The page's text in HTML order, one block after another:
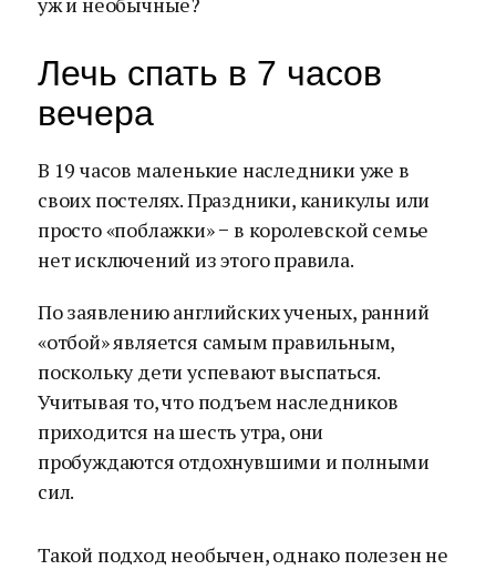
Лечь спать в 7 часов
вечера
В 19 часов маленькие наследники уже в
своих постелях. Праздники, каникулы или
просто «поблажки» − в королевской семье
нет исключений из этого правила.
По заявлению английских ученых, ранний
«отбой» является самым правильным,
поскольку дети успевают выспаться.
Учитывая то, что подъем наследников
приходится на шесть утра, они
пробуждаются отдохнувшими и полными
сил.
Такой подход необычен, однако полезен не